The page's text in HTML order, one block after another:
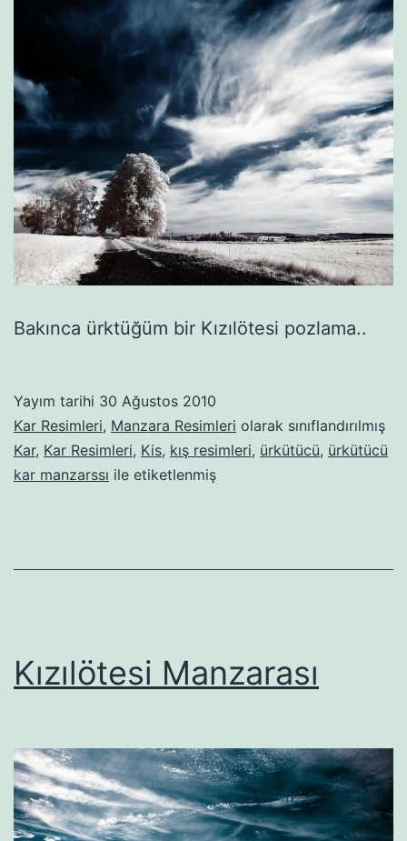
Bakınca ürktüğüm bir Kızılötesi pozlama..
Yayım tarihi 30 Ağustos 2010
Kar Resimleri, Manzara Resimleri olarak sınıflandırılmış
Kar, Kar Resimleri, Kis, kış resimleri, ürkütücü, ürkütücü
kar manzarssı ile etiketlenmiş
Kızılötesi Manzarası